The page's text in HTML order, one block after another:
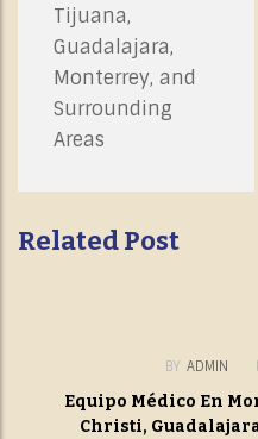
Tijuana,
Guadalajara,
Monterrey, and
Surrounding
Areas
Related Post
BY ADMIN
Equipo Médico En
Christi,